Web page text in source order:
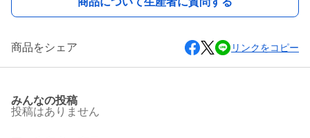
商品をシェア リンクをコピー
みんなの投稿
投稿はありません